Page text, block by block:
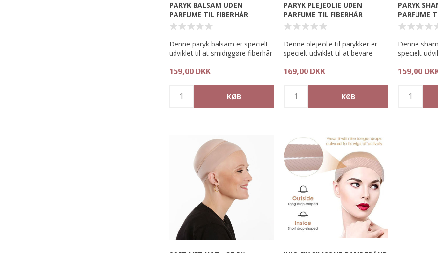
PARYK BALSAM UDEN
PARFUME TIL FIBERHÅR
Denne paryk balsam er specielt
udviklet til at smidiggøre fiberhår
Parfumefri.
159,00 DKK
PARYK PLEJEOLIE UDEN
PARFUME TIL FIBERHÅR
Denne plejeolie til parykker er
specielt udviklet til at bevare
levetid.
169,00 DKK
PARYK
PARFUME
Denne
specielt
Parfumefri.
159,00